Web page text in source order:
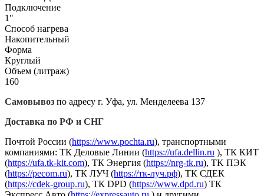
Подключение
1"
Способ нагрева
Накопительный
Форма
Круглый
Объем (литраж)
160
Самовывоз по адресу г. Уфа, ул. Менделеева 137
Доставка по РФ и СНГ
Почтой России (https://www.pochta.ru), транспортными
компаниями: ТК Деловые Линии (https://ufa.dellin.ru ), ТК КИТ
(https://ufa.tk-kit.com), ТК Энергия (https://nrg-tk.ru), ТK ПЭК
(https://pecom.ru), ТК ЛУЧ (https://тк-луч.рф), ТК СДЕК
(https://cdek-group.ru), ТК DPD (https://www.dpd.ru) ТК